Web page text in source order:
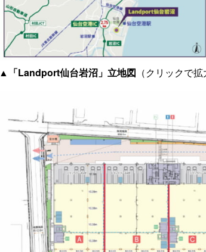
▲「Landport仙台岩沼」立地図 （クリックで